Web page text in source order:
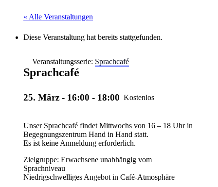
« Alle Veranstaltungen
Diese Veranstaltung hat bereits stattgefunden.
Veranstaltungsserie: Sprachcafé
Sprachcafé
25. März - 16:00 - 18:00 Kostenlos
Unser Sprachcafé findet Mittwochs von 16 – 18 Uhr in
Begegnungszentrum Hand in Hand statt.
Es ist keine Anmeldung erforderlich.
Zielgruppe: Erwachsene unabhängig vom
Sprachniveau
Niedrigschwelliges Angebot in Café-Atmosphäre